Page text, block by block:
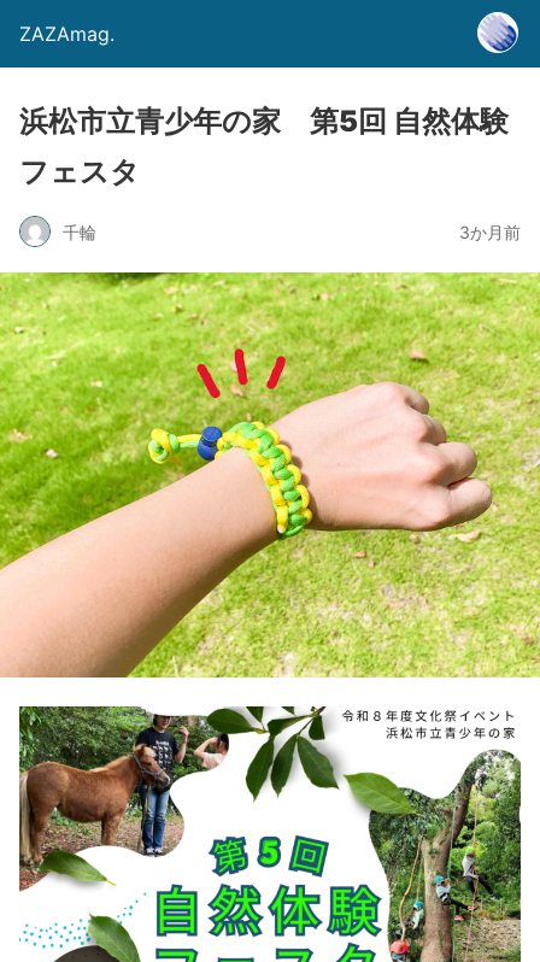
ZAZAmag.
浜松市立青少年の家 第5回 自然体験
フェスタ
千輪 3か月前